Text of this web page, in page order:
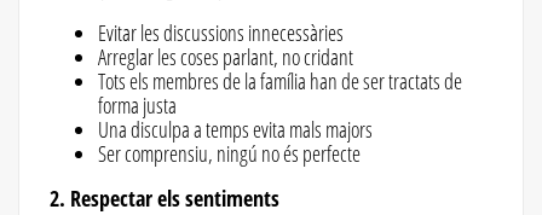
Evitar les discussions innecessàries
Arreglar les coses parlant, no cridant
Tots els membres de la família han de ser tractats de
forma justa
Una disculpa a temps evita mals majors
Ser comprensiu, ningú no és perfecte
2. Respectar els sentiments